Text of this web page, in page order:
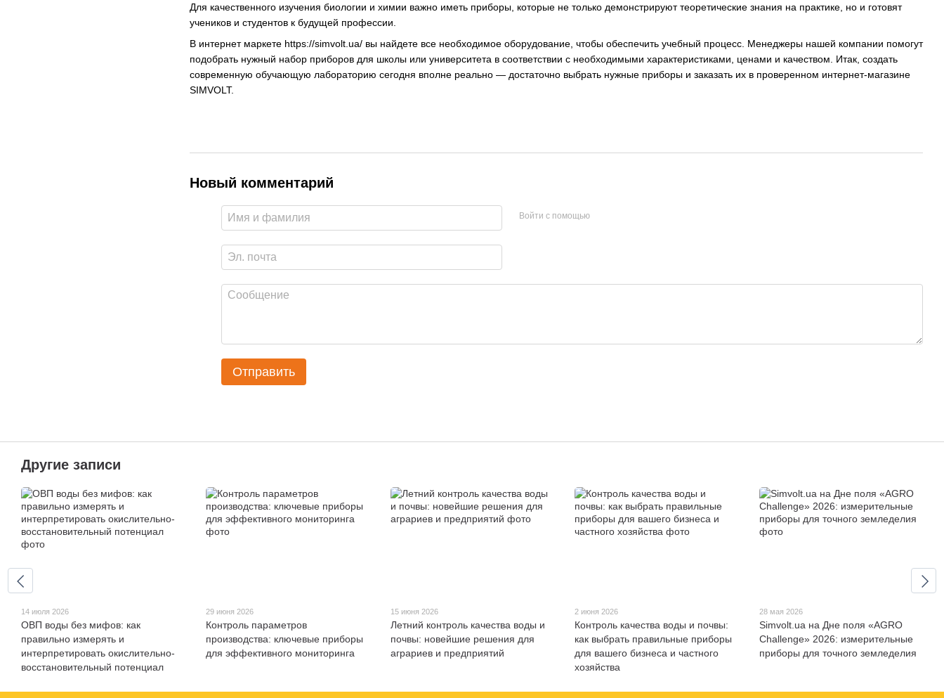
Для качественного изучения биологии и химии важно иметь приборы, которые не только демонстрируют теоретические знания на практике, но и готовят
учеников и студентов к будущей профессии.
В интернет маркете https://simvolt.ua/ вы найдете все необходимое оборудование, чтобы обеспечить учебный процесс. Менеджеры нашей компании помогут
подобрать нужный набор приборов для школы или университета в соответствии с необходимыми характеристиками, ценами и качеством. Итак, создать
современную обучающую лабораторию сегодня вполне реально — достаточно выбрать нужные приборы и заказать их в проверенном интернет-магазине
SIMVOLT.
Новый комментарий
Войти с помощью
Отправить
Другие записи
14 июля 2026
ОВП воды без мифов: как
правильно измерять и
интерпретировать окислительно-
восстановительный потенциал
29 июня 2026
Контроль параметров
производства: ключевые приборы
для эффективного мониторинга
15 июня 2026
Летний контроль качества воды и
почвы: новейшие решения для
аграриев и предприятий
2 июня 2026
Контроль качества воды и почвы:
как выбрать правильные приборы
для вашего бизнеса и частного
хозяйства
28 мая 2026
Simvolt.ua на Дне поля «AGRO
Challenge» 2026: измерительные
приборы для точного земледелия